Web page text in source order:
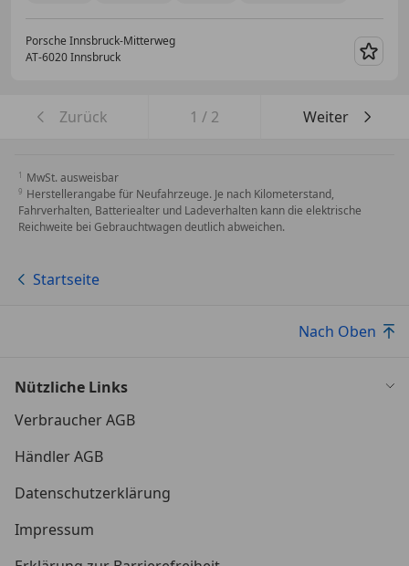
Porsche Innsbruck-Mitterweg
AT-6020 Innsbruck
Zurück 1 / 2 Weiter
MwSt. ausweisbar
Herstellerangabe für Neufahrzeuge. Je nach Kilometerstand,
Fahrverhalten, Batteriealter und Ladeverhalten kann die elektrische
Reichweite bei Gebrauchtwagen deutlich abweichen.
Startseite
Nach Oben
Nützliche Links
Verbraucher AGB
Händler AGB
Datenschutzerklärung
Impressum